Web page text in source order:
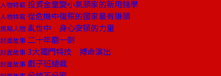
人物特寫 投資金童變小氣頭家的新用錢學
人物特寫 從危機中復原的國家最有賺頭
焦點人物 亂世中 身心安頓的力量
封面故事 二十年磨一劍
封面故事 3大獨門特技 搏命演出
封面故事 戲子班總裁